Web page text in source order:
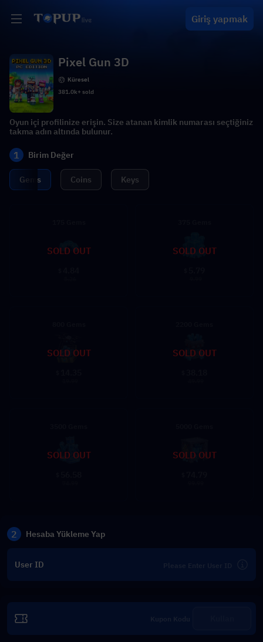
Giriş yapmak
Pixel Gun 3D
Küresel
381.0k+ sold
Oyun içi profilinize erişin. Size atanan kimlik numarası seçtiğiniz
takma adın altında bulunur.
1 Birim Değer
Gems Coins Keys
SOLD OUT SOLD OUT
SOLD OUT SOLD OUT
SOLD OUT SOLD OUT
2 Hesaba Yükleme Yap
User ID